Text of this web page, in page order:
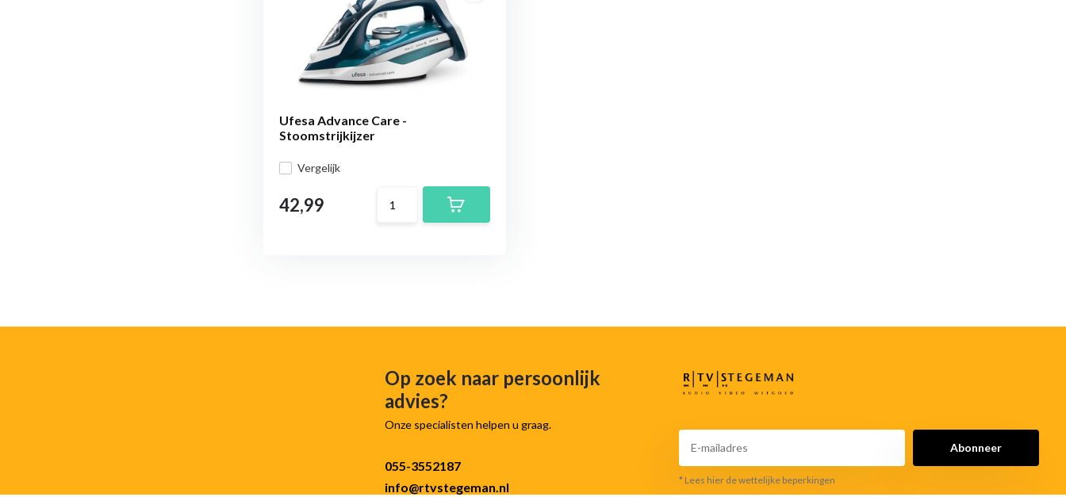
Ufesa Advance Care -
Stoomstrijkijzer
Vergelijk
42,99
Op zoek naar persoonlijk
advies?
Onze specialisten helpen u graag.
055-3552187
info@rtvstegeman.nl
Abonneer
* Lees hier de wettelijke beperkingen